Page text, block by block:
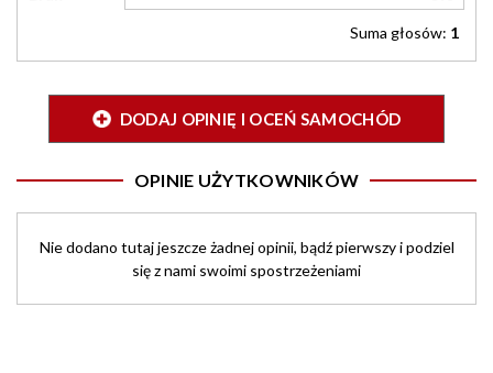
Suma głosów: 1
DODAJ OPINIĘ I OCEŃ SAMOCHÓD
OPINIE UŻYTKOWNIKÓW
Nie dodano tutaj jeszcze żadnej opinii, bądź pierwszy i podziel
się z nami swoimi spostrzeżeniami